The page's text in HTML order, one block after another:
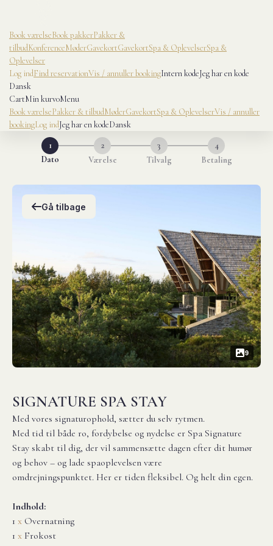
Book værelseBook pakkerPakker &
tilbudKonferenceMøderGavekortGavekortSpa & OplevelserSpa &
Oplevelser
Log indFind reservationVis / annuller bookingIntern kodeJeg har en kode
Dansk
CartMin kurv0Menu
Book værelsePakker & tilbudMøderGavekortSpa & OplevelserVis / annuller
bookingLog indJeg har en kodeDansk
1
Dato
2
Værelse
3
Tilvalg
4
Betaling
Skip to main content
Gå tilbage
9
SIGNATURE SPA STAY
Med vores signaturophold, sætter du selv rytmen.
Med tid til både ro, fordybelse og nydelse er Spa Signature
Stay skabt til dig, der vil sammensætte dagen efter dit humør
og behov – og lade spaoplevelsen være
omdrejningspunktet. Her er tiden fleksibel. Og helt din egen.
Indhold:
1 x Overnatning
1 x Frokost